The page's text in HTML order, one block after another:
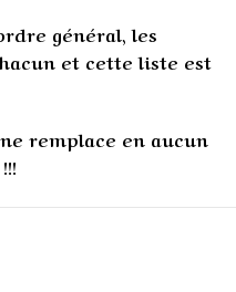
général, les
et cette liste est
remplace en aucun